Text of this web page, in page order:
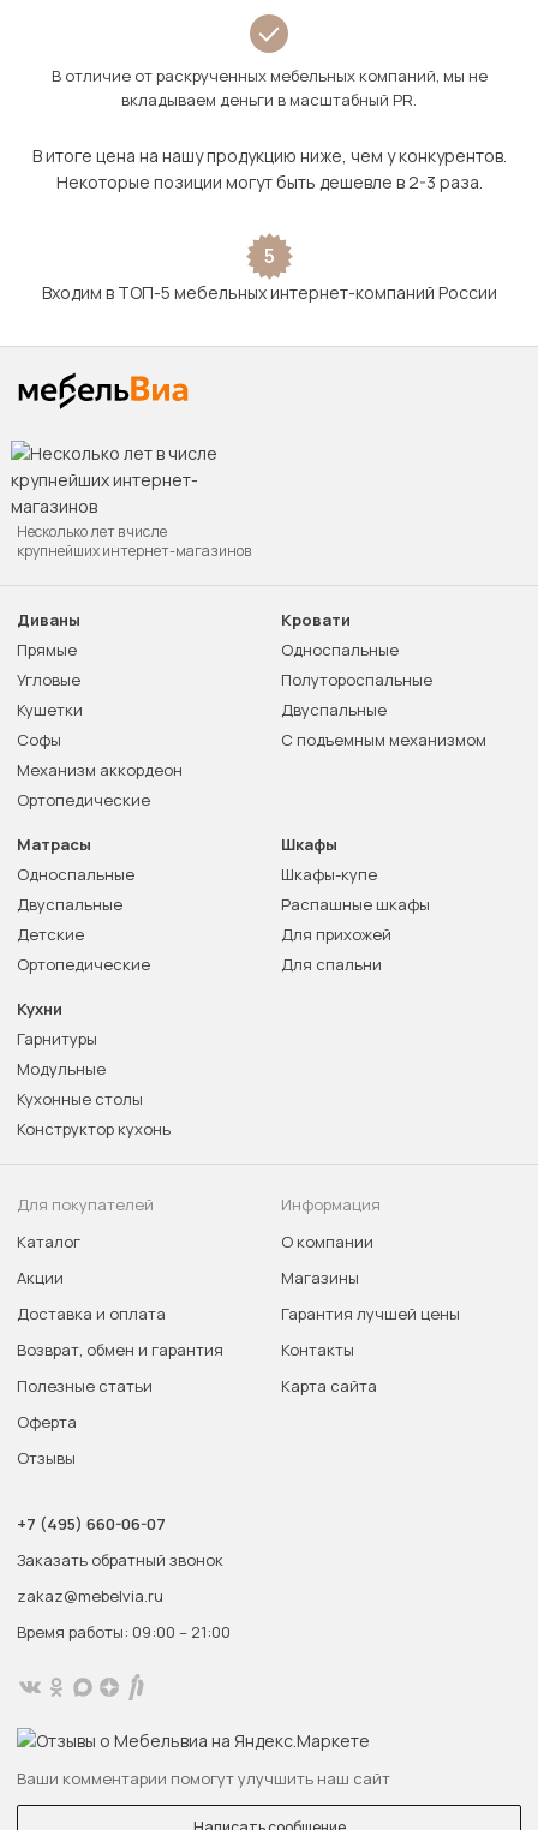
В отличие от раскрученных мебельных компаний, мы не
вкладываем деньги в масштабный PR.
В итоге цена на нашу продукцию ниже, чем у конкурентов.
Некоторые позиции могут быть дешевле в 2-3 раза.
5
Входим в ТОП-5 мебельных интернет-компаний России
Несколько лет в числе
крупнейших интернет-магазинов
Диваны
Прямые
Угловые
Кушетки
Софы
Механизм аккордеон
Ортопедические
Кровати
Односпальные
Полутороспальные
Двуспальные
С подъемным механизмом
Матрасы
Односпальные
Двуспальные
Детские
Ортопедические
Шкафы
Шкафы-купе
Распашные шкафы
Для прихожей
Для спальни
Кухни
Гарнитуры
Модульные
Кухонные столы
Конструктор кухонь
Для покупателей
Каталог
Акции
Доставка и оплата
Возврат, обмен и гарантия
Полезные статьи
Оферта
Отзывы
Информация
О компании
Магазины
Гарантия лучшей цены
Контакты
Карта сайта
+7 (495) 660-06-07
Заказать обратный звонок
zakaz@mebelvia.ru
Время работы: 09:00 – 21:00
Ваши комментарии помогут улучшить наш сайт